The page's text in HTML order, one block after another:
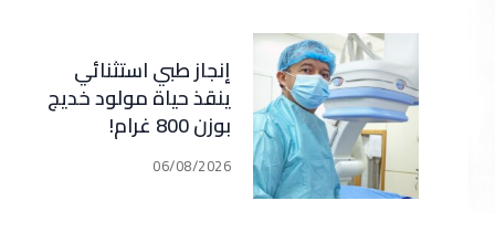
إنجاز طبي استثنائي
ينقذ حياة مولود خديج
بوزن 800 غرام!
06/08/2026